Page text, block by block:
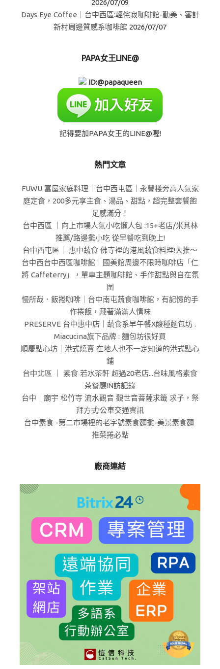
2026/07/09
Days Eye Coffee｜台中西區:輕侘寂咖啡館-勤美、審計
新村周邊質感系咖啡館 2026/07/07
PAPA女王LINE@
ID:@papaqueen
記得要加PAPA女王的LINE@喔!
熱門文章
FUWU 富屋家庭料理｜台中西屯區｜永豐棧旁高人氣家
庭定食，200多元享主食、湯品、甜點，超完整套餐飽
足感滿分！
台中西區 ｜向上市場人氣小吃懶人包 :15+老店/米其林
推薦/路邊攤小吃 從早餐吃到晚上!
台中西屯區｜ 惠中蔬食 佛寺裡的港風蔬食料理!大推～
台中西台中西區咖啡館｜國美館周邊不限時咖啡店「仁
將 Caffeterry」，單車主題咖啡館、手作甜點與自在氛
圍
慢所哉．飯捲咖啡｜台中南屯蔬食咖啡館，有記憶的手
作捲飯，藏著滿滿人情味
PRESERVE 台中惠中店｜蔬食系早午餐X酸種麵包坊 .
Miacucina旗下品牌 : 麵包坊很好買
順慶點心坊｜港式燒賣 在地人也不一定知道的港式點心
鋪
台中北區 ｜ 素食 若水茶軒 超過20老店...台味風格素食
茶餐廳!N訪記錄
台中｜廟宇 松竹寺 流水觀音 觀世音菩薩求籤 求子，祭
拜方式!公車交通資訊
台中素食 -第二市場裡的老字號素食麵攤-美景素食麵
推菜捲必點
廠商連結